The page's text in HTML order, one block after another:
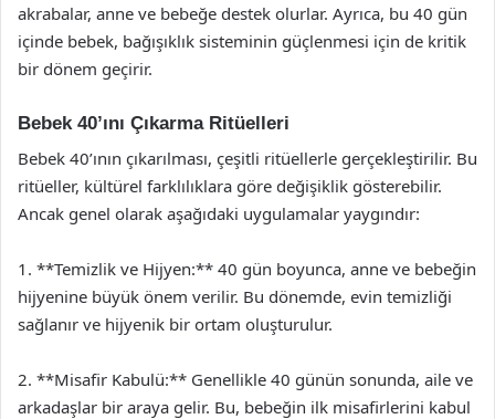
akrabalar, anne ve bebeğe destek olurlar. Ayrıca, bu 40 gün
içinde bebek, bağışıklık sisteminin güçlenmesi için de kritik
bir dönem geçirir.
Bebek 40’ını Çıkarma Ritüelleri
Bebek 40’ının çıkarılması, çeşitli ritüellerle gerçekleştirilir. Bu
ritüeller, kültürel farklılıklara göre değişiklik gösterebilir.
Ancak genel olarak aşağıdaki uygulamalar yaygındır:
1. **Temizlik ve Hijyen:** 40 gün boyunca, anne ve bebeğin
hijyenine büyük önem verilir. Bu dönemde, evin temizliği
sağlanır ve hijyenik bir ortam oluşturulur.
2. **Misafir Kabulü:** Genellikle 40 günün sonunda, aile ve
arkadaşlar bir araya gelir. Bu, bebeğin ilk misafirlerini kabul